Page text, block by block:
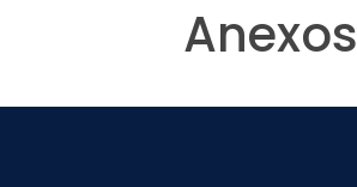
Anexos